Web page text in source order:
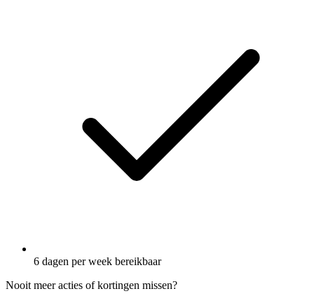
6 dagen per week bereikbaar
Nooit meer acties of kortingen missen?